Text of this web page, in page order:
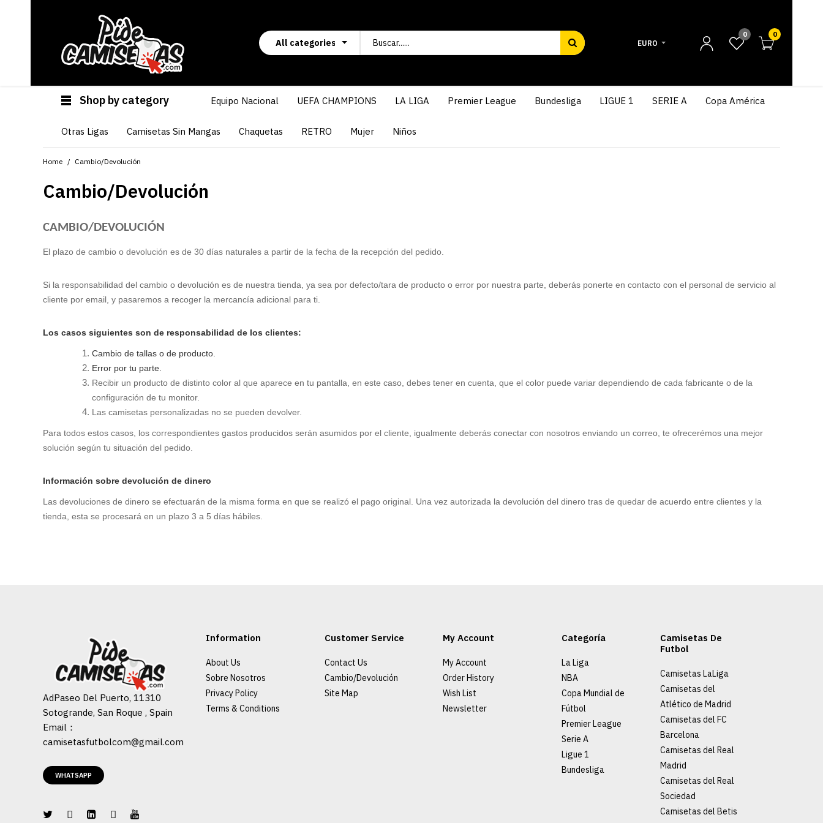
EURO
0 0
Shop by category Equipo Nacional UEFA CHAMPIONS LA LIGA Premier League Bundesliga LIGUE 1 SERIE A Copa América
Otras Ligas Camisetas Sin Mangas Chaquetas RETRO Mujer Niños
Home Cambio/Devolución
Cambio/Devolución
CAMBIO/DEVOLUCIÓN
El plazo de cambio o devolución es de 30 días naturales a partir de la fecha de la recepción del pedido.
Si la responsabilidad del cambio o devolución es de nuestra tienda, ya sea por defecto/tara de producto o error por nuestra parte, deberás ponerte en contacto con el personal de servicio al
cliente por email, y pasaremos a recoger la mercancía adicional para ti.
Los casos siguientes son de responsabilidad de los clientes:
Cambio de tallas o de producto.
Error por tu parte.
Recibir un producto de distinto color al que aparece en tu pantalla, en este caso, debes tener en cuenta, que el color puede variar dependiendo de cada fabricante o de la
configuración de tu monitor.
Las camisetas personalizadas no se pueden devolver.
Para todos estos casos, los correspondientes gastos producidos serán asumidos por el cliente, igualmente deberás conectar con nosotros enviando un correo, te ofrecerémos una mejor
solución según tu situación del pedido.
Información sobre devolución de dinero
Las devoluciones de dinero se efectuarán de la misma forma en que se realizó el pago original. Una vez autorizada la devolución del dinero tras de quedar de acuerdo entre clientes y la
tienda, esta se procesará en un plazo 3 a 5 días hábiles.
AdPaseo Del Puerto, 11310
Sotogrande, San Roque , Spain
Email：
camisetasfutbolcom@gmail.com
WHATSAPP
Information
About Us
Sobre Nosotros
Privacy Policy
Terms & Conditions
Customer Service
Contact Us
Cambio/Devolución
Site Map
My Account
My Account
Order History
Wish List
Newsletter
Categoría
La Liga
NBA
Copa Mundial de
Fútbol
Premier League
Serie A
Ligue 1
Bundesliga
Camisetas De
Futbol
Camisetas LaLiga
Camisetas del
Atlético de Madrid
Camisetas del FC
Barcelona
Camisetas del Real
Madrid
Camisetas del Real
Sociedad
Camisetas del Betis